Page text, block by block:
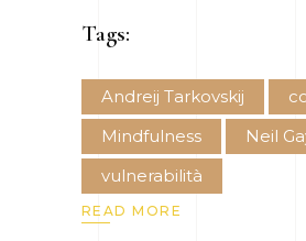
Tags:
Andreij Tarkovskij
Mindfulness
Neil
vulnerabilità
READ MORE